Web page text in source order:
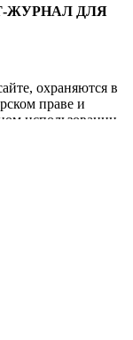
ЖУРНАЛ ДЛЯ
охраняются в
праве и
использовании